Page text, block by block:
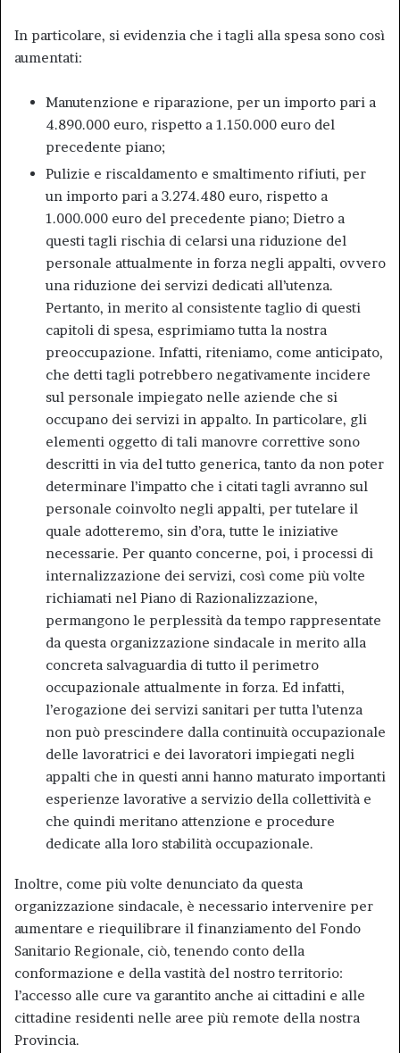
In particolare, si evidenzia che i tagli alla spesa sono così
aumentati:
Manutenzione e riparazione, per un importo pari a
4.890.000 euro, rispetto a 1.150.000 euro del
precedente piano;
Pulizie e riscaldamento e smaltimento rifiuti, per
un importo pari a 3.274.480 euro, rispetto a
1.000.000 euro del precedente piano; Dietro a
questi tagli rischia di celarsi una riduzione del
personale attualmente in forza negli appalti, ovvero
una riduzione dei servizi dedicati all’utenza.
Pertanto, in merito al consistente taglio di questi
capitoli di spesa, esprimiamo tutta la nostra
preoccupazione. Infatti, riteniamo, come anticipato,
che detti tagli potrebbero negativamente incidere
sul personale impiegato nelle aziende che si
occupano dei servizi in appalto. In particolare, gli
elementi oggetto di tali manovre correttive sono
descritti in via del tutto generica, tanto da non poter
determinare l’impatto che i citati tagli avranno sul
personale coinvolto negli appalti, per tutelare il
quale adotteremo, sin d’ora, tutte le iniziative
necessarie. Per quanto concerne, poi, i processi di
internalizzazione dei servizi, così come più volte
richiamati nel Piano di Razionalizzazione,
permangono le perplessità da tempo rappresentate
da questa organizzazione sindacale in merito alla
concreta salvaguardia di tutto il perimetro
occupazionale attualmente in forza. Ed infatti,
l’erogazione dei servizi sanitari per tutta l’utenza
non può prescindere dalla continuità occupazionale
delle lavoratrici e dei lavoratori impiegati negli
appalti che in questi anni hanno maturato importanti
esperienze lavorative a servizio della collettività e
che quindi meritano attenzione e procedure
dedicate alla loro stabilità occupazionale.
Inoltre, come più volte denunciato da questa
organizzazione sindacale, è necessario intervenire per
aumentare e riequilibrare il finanziamento del Fondo
Sanitario Regionale, ciò, tenendo conto della
conformazione e della vastità del nostro territorio:
l’accesso alle cure va garantito anche ai cittadini e alle
cittadine residenti nelle aree più remote della nostra
Provincia.